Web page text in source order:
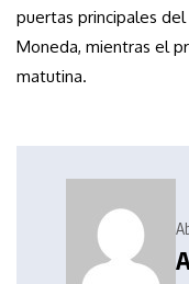
puertas principales
Moneda, mientras el
matutina.